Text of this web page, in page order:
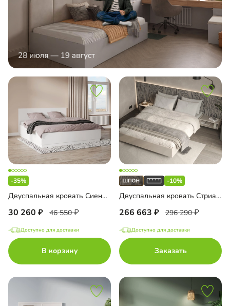
-35%
Двуспальная кровать Сиена-180
30 260 46 550
Доступно для доставки
В корзину
-10%
Двуспальная кровать Стриато-3
266 663 296 290
Доступно для доставки
Заказать